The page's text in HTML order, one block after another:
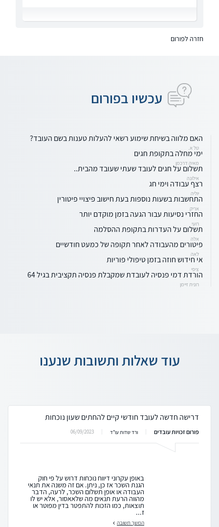
חזרה לפורום
עכשיו בפורום
האם מלווה בשיחת שימוע רשאי להעלות טענות בשם העובד?
טל א.
ימי מחלה בתקופת חגים
מאיה דרכמן
תשלום על חגים לעובד שעתי שעובד מהבית..
אילונה
רצף עבודה וימי חג
יוליה
התחשבות בשעות נוספות בעת חישוב פיצויי פיטורין
אריק
החזרי נסיעות עבור הגעה בזמן מוקדם יותר
רועי
תשלום על העדרות בתקופת ההסלמה
אלה
פיטורים מהעבודה לאחר תקופה של כמעט חודשיים
לאה
אי חידוש חוזה בזמן טיפולי פוריות
ציפי
הורדת דמי פנסיה לעובדת שמקבלת פנסיה תקציבית בגיל 64
רונית זיימן
עוד שאלות ותשובות שנענו
דרישה חדשה לעובד חודשי קיים להחתים שעון נוכחות
פורום זכויות עובדים ורד שדות עו"ד 06/09/2023
באופן עקרוני דיווח נוכחות דרוש על פי חוק
הגנת השכר אז כן, ניתן. אם זה משנה את תנאי
העבודה או אופן תשלום השכר, לרעה, הדבר
מהווה הרעת תנאים מה שלאאסור, אלא יש לו
תוצאות, כמו הזכות להתפטר בדין מפוטר או
ז...
המשך תשובה